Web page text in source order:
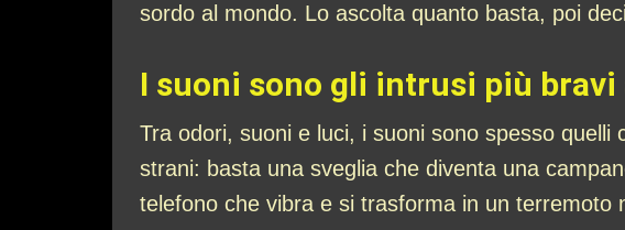
sordo al mondo. Lo ascolta quanto basta, poi
I suoni sono gli intrusi più
Tra odori, suoni e luci, i suoni sono spesso
strani: basta una sveglia che diventa una
telefono che vibra e si trasforma in un terremoto